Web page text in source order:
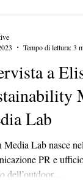
a
Lab
Media Lab nasce
PR e
dell’outdoor....
Tempo di lettura: 3